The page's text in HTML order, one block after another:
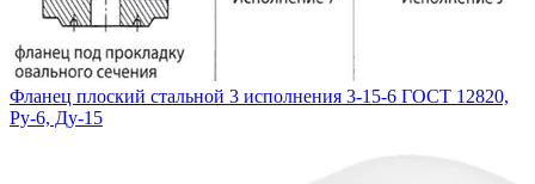
Фланец плоский стальной 3 исполнения 3-15-6 ГОСТ 12820,
Ру-6, Ду-15